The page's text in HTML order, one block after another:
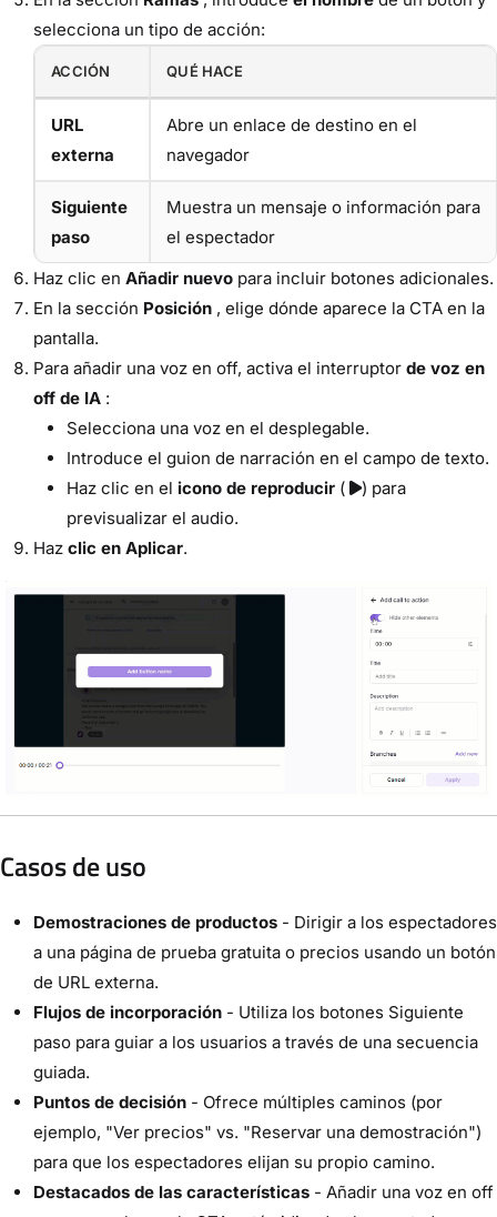
selecciona un tipo de acción:
ACCIÓN QUÉ HACE
URL
externa
Abre un enlace de destino en el
navegador
Siguiente
paso
Muestra un mensaje o información para
el espectador
Haz clic en Añadir nuevo para incluir botones adicionales.
En la sección Posición , elige dónde aparece la CTA en la
pantalla.
Para añadir una voz en off, activa el interruptor de voz en
off de IA :
Selecciona una voz en el desplegable.
Introduce el guion de narración en el campo de texto.
Haz clic en el icono de reproducir (
) para
previsualizar el audio.
Haz clic en Aplicar.
Casos de uso
Demostraciones de productos - Dirigir a los espectadores
a una página de prueba gratuita o precios usando un botón
de URL externa.
Flujos de incorporación - Utiliza los botones Siguiente
paso para guiar a los usuarios a través de una secuencia
guiada.
Puntos de decisión - Ofrece múltiples caminos (por
ejemplo, "Ver precios" vs. "Reservar una demostración")
para que los espectadores elijan su propio camino.
Destacados de las características - Añadir una voz en off